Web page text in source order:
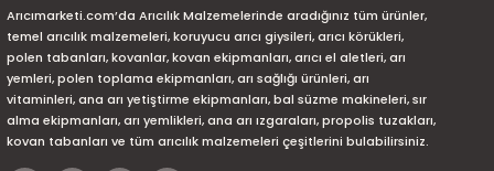
Arıcımarketi.com’da Arıcılık Malzemelerinde aradığınız tüm ürünler,
temel arıcılık malzemeleri, koruyucu arıcı giysileri, arıcı körükleri,
polen tabanları, kovanlar, kovan ekipmanları, arıcı el aletleri, arı
yemleri, polen toplama ekipmanları, arı sağlığı ürünleri, arı
vitaminleri, ana arı yetiştirme ekipmanları, bal süzme makineleri, sır
alma ekipmanları, arı yemlikleri, ana arı ızgaraları, propolis tuzakları,
kovan tabanları ve tüm arıcılık malzemeleri çeşitlerini bulabilirsiniz.